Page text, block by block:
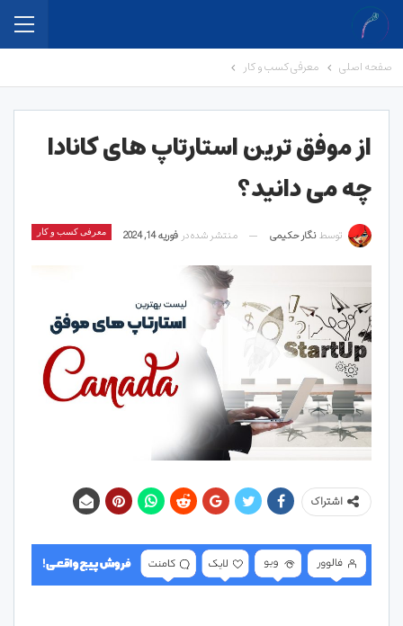
صفحه اصلی معرفی کسب و کار
از موفق ترین استارتاپ های کانادا
چه می دانید؟
معرفی کسب و کار توسط نگار حکیمی منتشر شده در فوریه 14, 2024
اشتراک